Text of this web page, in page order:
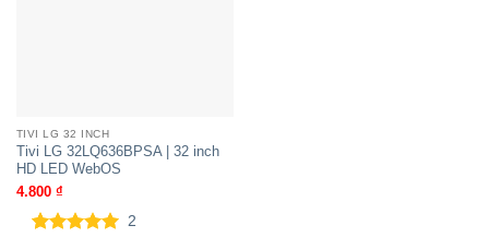
TIVI LG 32 INCH
Tivi LG 32LQ636BPSA | 32 inch
HD LED WebOS
4.800 ₫
2